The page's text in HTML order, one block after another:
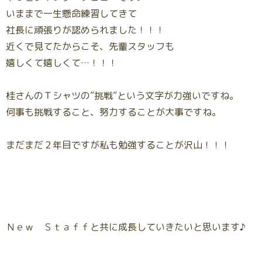
いままで一生懸命練習してきて
社長に頑張りが認められました！！！
近くで見てたからこそ、先輩スタッフも
嬉しくて嬉しくて…！！！
桂さんのＴシャツの”挑戦”という文字が力強いですね。
何事も挑戦すること、努力することが大事ですね。
まだまだ２年目ですが私も勉強することが沢山！！！
Ｎｅｗ Ｓｔａｆｆと共に成長していきたいと思います♪